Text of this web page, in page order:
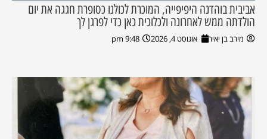
אביבית בוהדנה היפיפייה, המוכרת לכולנו כסופרת חגגה את יום
הולדתה ממש לאחרונה ולכלוכית כאן כדי לפרגן לך
מירב בן יאיר אוגוסט 4, 2026 9:48 pm